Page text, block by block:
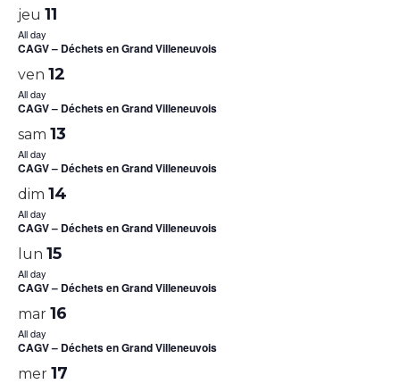
jeu 11
All day
CAGV – Déchets en Grand Villeneuvois
ven 12
All day
CAGV – Déchets en Grand Villeneuvois
sam 13
All day
CAGV – Déchets en Grand Villeneuvois
dim 14
All day
CAGV – Déchets en Grand Villeneuvois
lun 15
All day
CAGV – Déchets en Grand Villeneuvois
mar 16
All day
CAGV – Déchets en Grand Villeneuvois
mer 17